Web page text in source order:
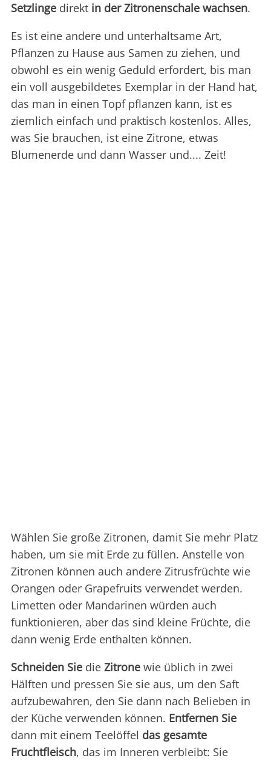
Setzlinge direkt in der Zitronenschale wachsen.
Es ist eine andere und unterhaltsame Art,
Pflanzen zu Hause aus Samen zu ziehen, und
obwohl es ein wenig Geduld erfordert, bis man
ein voll ausgebildetes Exemplar in der Hand hat,
das man in einen Topf pflanzen kann, ist es
ziemlich einfach und praktisch kostenlos. Alles,
was Sie brauchen, ist eine Zitrone, etwas
Blumenerde und dann Wasser und.... Zeit!
Wählen Sie große Zitronen, damit Sie mehr Platz
haben, um sie mit Erde zu füllen. Anstelle von
Zitronen können auch andere Zitrusfrüchte wie
Orangen oder Grapefruits verwendet werden.
Limetten oder Mandarinen würden auch
funktionieren, aber das sind kleine Früchte, die
dann wenig Erde enthalten können.
Schneiden Sie die Zitrone wie üblich in zwei
Hälften und pressen Sie sie aus, um den Saft
aufzubewahren, den Sie dann nach Belieben in
der Küche verwenden können. Entfernen Sie
dann mit einem Teelöffel das gesamte
Fruchtfleisch, das im Inneren verbleibt: Sie